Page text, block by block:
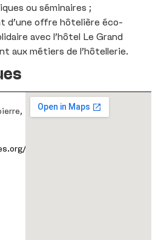
ou séminaires ;
d’une offre hôtelière éco-
avec l’hôtel Le Grand
aux métiers de l’hôtellerie.